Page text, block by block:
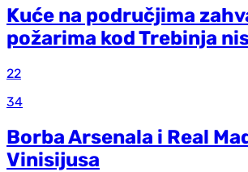
Kuće na područjima
požarima kod Trebinja
22
34
Borba Arsenala i Real
Vinisijusa